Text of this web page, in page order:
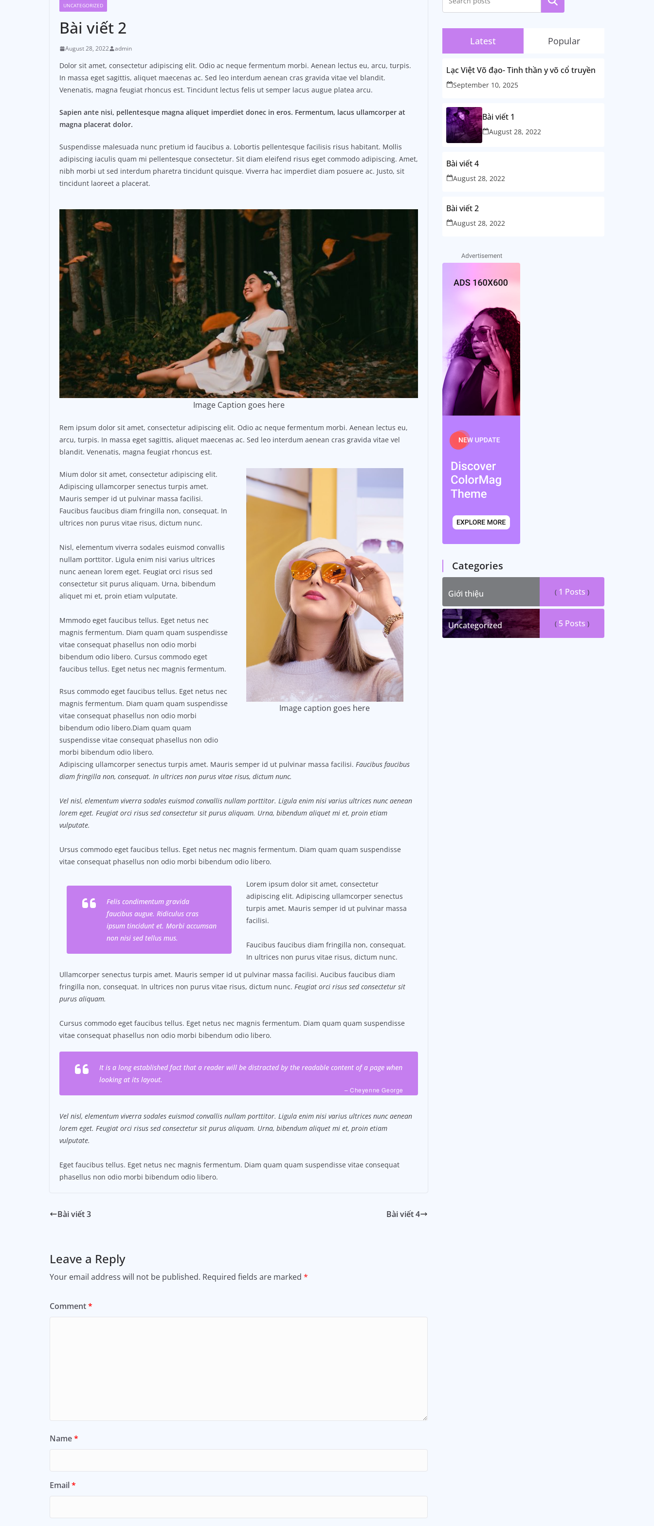
UNCATEGORIZED
Bài viết 2
August 28, 2022 admin
Dolor sit amet, consectetur adipiscing elit. Odio ac neque fermentum morbi. Aenean lectus eu, arcu, turpis.
In massa eget sagittis, aliquet maecenas ac. Sed leo interdum aenean cras gravida vitae vel blandit.
Venenatis, magna feugiat rhoncus est. Tincidunt lectus felis ut semper lacus augue platea arcu.
Sapien ante nisi, pellentesque magna aliquet imperdiet donec in eros. Fermentum, lacus ullamcorper at
magna placerat dolor.
Suspendisse malesuada nunc pretium id faucibus a. Lobortis pellentesque facilisis risus habitant. Mollis
adipiscing iaculis quam mi pellentesque consectetur. Sit diam eleifend risus eget commodo adipiscing. Amet,
nibh morbi ut sed interdum pharetra tincidunt quisque. Viverra hac imperdiet diam posuere ac. Justo, sit
tincidunt laoreet a placerat.
Image Caption goes here
Rem ipsum dolor sit amet, consectetur adipiscing elit. Odio ac neque fermentum morbi. Aenean lectus eu,
arcu, turpis. In massa eget sagittis, aliquet maecenas ac. Sed leo interdum aenean cras gravida vitae vel
blandit. Venenatis, magna feugiat rhoncus est.
Mium dolor sit amet, consectetur adipiscing elit.
Adipiscing ullamcorper senectus turpis amet.
Mauris semper id ut pulvinar massa facilisi.
Faucibus faucibus diam fringilla non, consequat. In
ultrices non purus vitae risus, dictum nunc.
Nisl, elementum viverra sodales euismod convallis
nullam porttitor. Ligula enim nisi varius ultrices
nunc aenean lorem eget. Feugiat orci risus sed
consectetur sit purus aliquam. Urna, bibendum
aliquet mi et, proin etiam vulputate.
Mmmodo eget faucibus tellus. Eget netus nec
magnis fermentum. Diam quam quam suspendisse
vitae consequat phasellus non odio morbi
bibendum odio libero. Cursus commodo eget
faucibus tellus. Eget netus nec magnis fermentum.
Rsus commodo eget faucibus tellus. Eget netus nec
magnis fermentum. Diam quam quam suspendisse
vitae consequat phasellus non odio morbi
bibendum odio libero.Diam quam quam
suspendisse vitae consequat phasellus non odio
morbi bibendum odio libero.
Image caption goes here
Adipiscing ullamcorper senectus turpis amet. Mauris semper id ut pulvinar massa facilisi. Faucibus faucibus
diam fringilla non, consequat. In ultrices non purus vitae risus, dictum nunc.
Vel nisl, elementum viverra sodales euismod convallis nullam porttitor. Ligula enim nisi varius ultrices nunc aenean
lorem eget. Feugiat orci risus sed consectetur sit purus aliquam. Urna, bibendum aliquet mi et, proin etiam
vulputate.
Ursus commodo eget faucibus tellus. Eget netus nec magnis fermentum. Diam quam quam suspendisse
vitae consequat phasellus non odio morbi bibendum odio libero.
Felis condimentum gravida
faucibus augue. Ridiculus cras
ipsum tincidunt et. Morbi accumsan
non nisi sed tellus mus.
Lorem ipsum dolor sit amet, consectetur
adipiscing elit. Adipiscing ullamcorper senectus
turpis amet. Mauris semper id ut pulvinar massa
facilisi.
Faucibus faucibus diam fringilla non, consequat.
In ultrices non purus vitae risus, dictum nunc.
Ullamcorper senectus turpis amet. Mauris semper id ut pulvinar massa facilisi. Aucibus faucibus diam
fringilla non, consequat. In ultrices non purus vitae risus, dictum nunc. Feugiat orci risus sed consectetur sit
purus aliquam.
Cursus commodo eget faucibus tellus. Eget netus nec magnis fermentum. Diam quam quam suspendisse
vitae consequat phasellus non odio morbi bibendum odio libero.
It is a long established fact that a reader will be distracted by the readable content of a page when
looking at its layout.
– Cheyenne George
Vel nisl, elementum viverra sodales euismod convallis nullam porttitor. Ligula enim nisi varius ultrices nunc aenean
lorem eget. Feugiat orci risus sed consectetur sit purus aliquam. Urna, bibendum aliquet mi et, proin etiam
vulputate.
Eget faucibus tellus. Eget netus nec magnis fermentum. Diam quam quam suspendisse vitae consequat
phasellus non odio morbi bibendum odio libero.
Bài viết 3 Bài viết 4
Leave a Reply
Your email address will not be published. Required fields are marked *
Comment*
Name*
Email*
Latest Popular
Lạc Việt Võ đạo- Tinh thần y võ cổ truyền
September 10, 2025
Bài viết 1
August 28, 2022
Bài viết 4
August 28, 2022
Bài viết 2
August 28, 2022
Categories
Giới thiệu (1 Posts )
Uncategorized (5 Posts )